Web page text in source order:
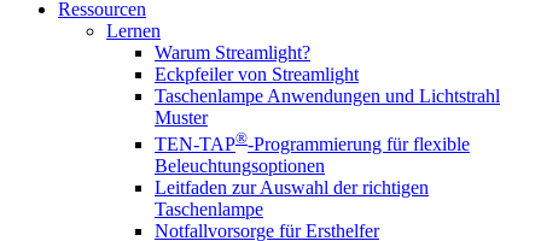
Ressourcen
Lernen
Warum Streamlight?
Eckpfeiler von Streamlight
Taschenlampe Anwendungen und Lichtstrahl
Muster
TEN-TAP®-Programmierung für flexible
Beleuchtungsoptionen
Leitfaden zur Auswahl der richtigen
Taschenlampe
Notfallvorsorge für Ersthelfer